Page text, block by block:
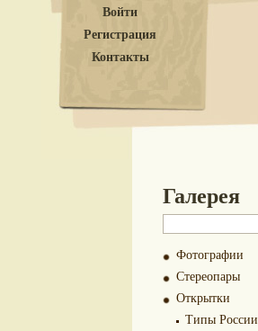
Войти
Регистрация
Контакты
Галерея
Фотографии
Стереопары
Открытки
Типы России